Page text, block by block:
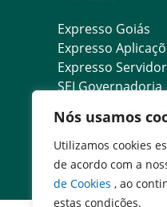
Nós usamos
Utilizamos cookies
de acordo com a
de Cookies , ao
estas condições.
Expresso Goiás
Expresso
Expresso Servidor
SEI Governadoria
Escola de
Agenda de